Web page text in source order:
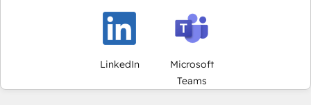
LinkedIn
Microsoft
Teams